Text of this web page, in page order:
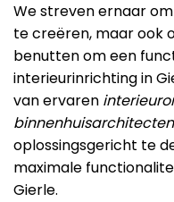
We streven ernaar
te creëren, maar ook
benutten om een
interieurinrichting in
van ervaren
binnenhuisarchitecten
oplossingsgericht te
maximale
Gierle.